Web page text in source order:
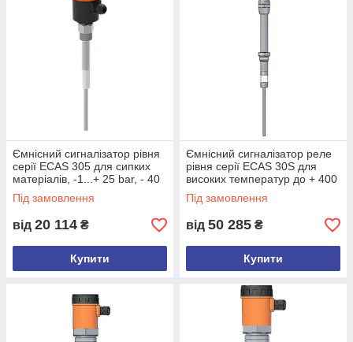
Ємнісний сигналізатор рівня
серії ECAS 305 для сипких
матеріалів, -1...+ 25 bar, - 40
°C...+ 150 °C
Під замовлення
від 20 114 ₴
Купити
Ємнісний сигналізатор реле
рівня серії ECAS 30S для
високих температур до + 400
°C
Під замовлення
від 50 285 ₴
Купити